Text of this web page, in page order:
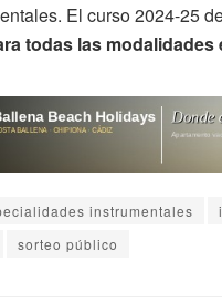
El curso 2024-25
todas las modalidades
instrumentales
sorteo público